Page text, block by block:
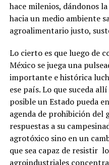
hace milenios, dándonos
hacia un medio ambiente
agroalimentario justo,
Lo cierto es que luego de
México se juega una
importante e histórica
ese país. Lo que suceda
posible un Estado pueda
agenda de prohibición del
respuestas a su
agrotóxico sino en un
que sea capaz de resistir
agroindustriales